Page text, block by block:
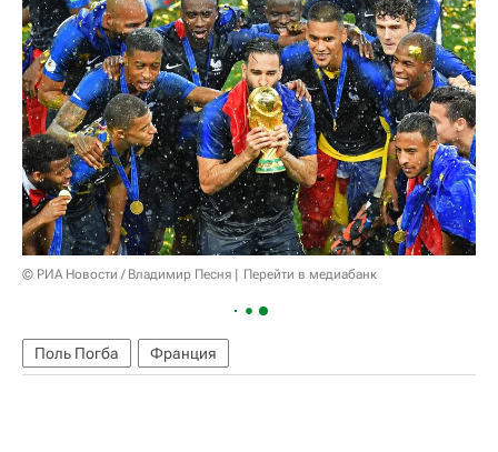
© РИА Новости / Владимир Песня Перейти в медиабанк
Поль Погба Франция